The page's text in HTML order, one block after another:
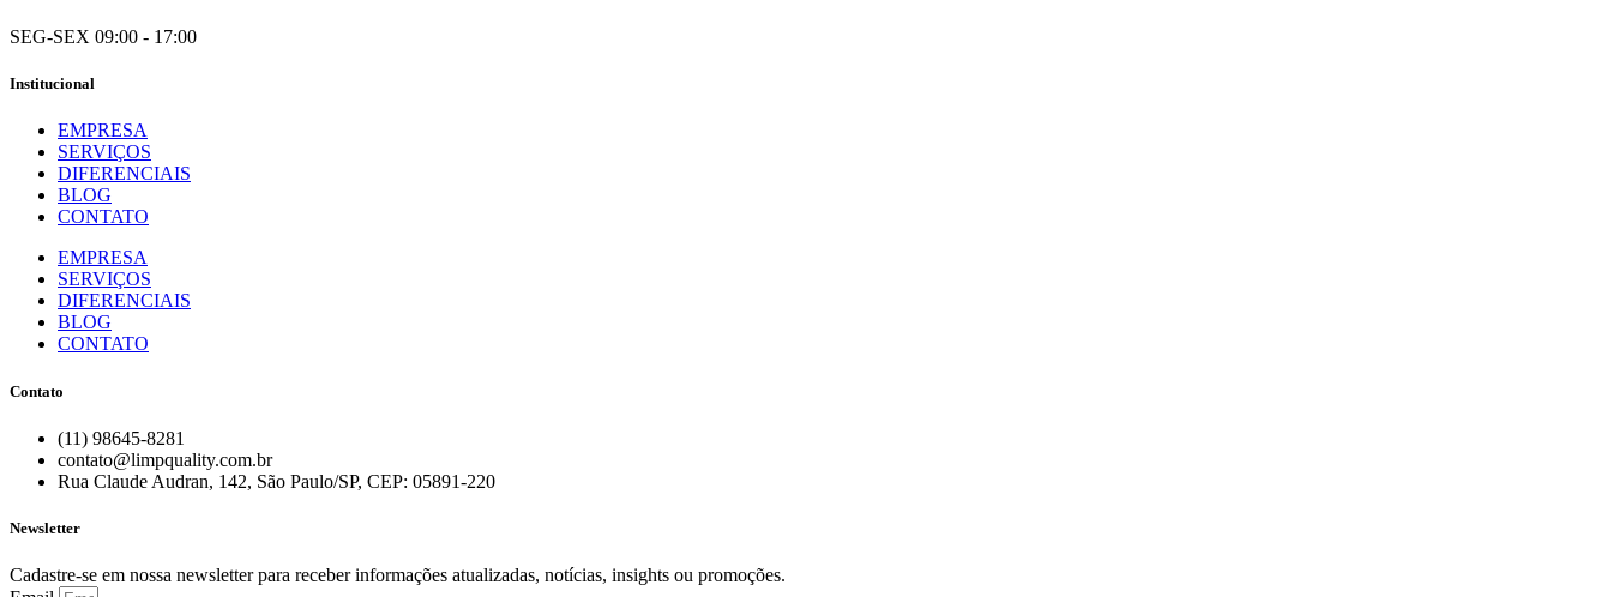
SEG-SEX 09:00 - 17:00
Institucional
EMPRESA
SERVIÇOS
DIFERENCIAIS
BLOG
CONTATO
EMPRESA
SERVIÇOS
DIFERENCIAIS
BLOG
CONTATO
Contato
(11) 98645-8281
contato@limpquality.com.br
Rua Claude Audran, 142, São Paulo/SP, CEP: 05891-220
Newsletter
Cadastre-se em nossa newsletter para receber informações atualizadas, notícias, insights ou promoções.